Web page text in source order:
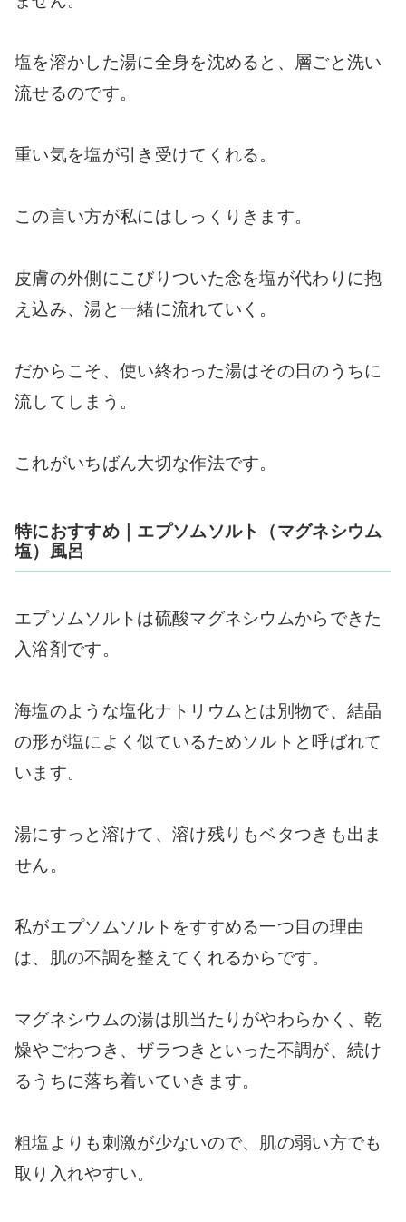
塩を溶かした湯に全身を沈めると、層ごと洗い
流せるのです。
重い気を塩が引き受けてくれる。
この言い方が私にはしっくりきます。
皮膚の外側にこびりついた念を塩が代わりに抱
え込み、湯と一緒に流れていく。
だからこそ、使い終わった湯はその日のうちに
流してしまう。
これがいちばん大切な作法です。
特におすすめ｜エプソムソルト（マグネシウム
塩）風呂
エプソムソルトは硫酸マグネシウムからできた
入浴剤です。
海塩のような塩化ナトリウムとは別物で、結晶
の形が塩によく似ているためソルトと呼ばれて
います。
湯にすっと溶けて、溶け残りもベタつきも出ま
せん。
私がエプソムソルトをすすめる一つ目の理由
は、肌の不調を整えてくれるからです。
マグネシウムの湯は肌当たりがやわらかく、乾
燥やごわつき、ザラつきといった不調が、続け
るうちに落ち着いていきます。
粗塩よりも刺激が少ないので、肌の弱い方でも
取り入れやすい。